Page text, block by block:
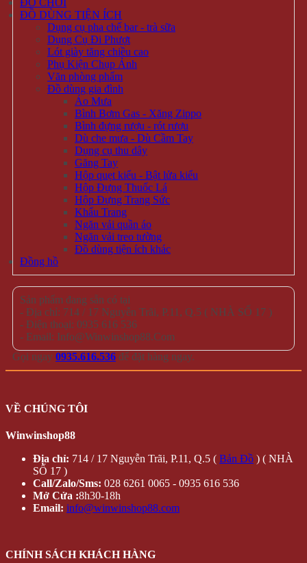
ĐỒ CHƠI
ĐỒ DÙNG TIỆN ÍCH
Dụng cụ pha chế bar - trà sữa
Dụng Cụ Đi Phượt
Lót giày tăng chiều cao
Phụ Kiện Chụp Ảnh
Văn phòng phẩm
Đồ dùng gia đình
Áo Mưa
Bình Bơm Gas - Xăng Zippo
Bình đựng rượu - rót rượu
Dù che mưa - Dù Cầm Tay
Dụng cụ thu dây
Găng Tay
Hộp quẹt kiểu - Bật lửa kiểu
Hộp Đựng Thuốc Lá
Hộp Đựng Trang Sức
Khẩu Trang
Ngăn vải quần áo
Ngăn vải treo tường
Đồ dùng tiện ích khác
Đồng hồ
Sản phẩm đang sẵn có tại
- Địa chỉ: 714 / 17 Nguyễn Trãi, P.11, Q.5 ( NHÀ SỐ 17 )
- Điện thoại: 0935 616 536
- Email: Info@Winwinshop88.Com
Gọi ngay 0935.616.536 để đặt hàng ngay.
VỀ CHÚNG TÔI
Winwinshop88
Địa chỉ: 714 / 17 Nguyễn Trãi, P.11, Q.5 ( Bản Đồ ) ( NHÀ
SỐ 17 )
Call/Zalo/Sms: 028 6261 0065 - 0935 616 536
Mở Cửa :8h30-18h
Email: info@winwinshop88.com
CHÍNH SÁCH KHÁCH HÀNG